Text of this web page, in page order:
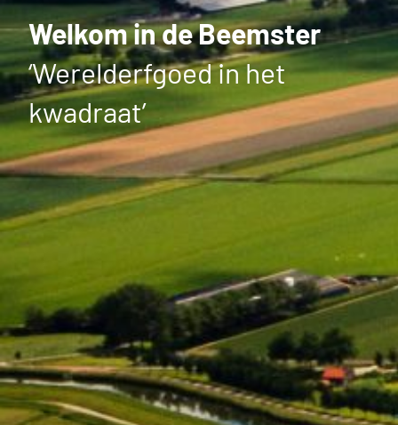
Welkom in de Beemster
‘Werelderfgoed in het
kwadraat’